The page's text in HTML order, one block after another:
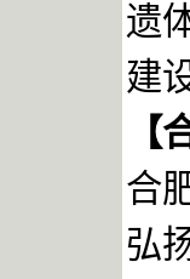
遗
建
【
合
弘